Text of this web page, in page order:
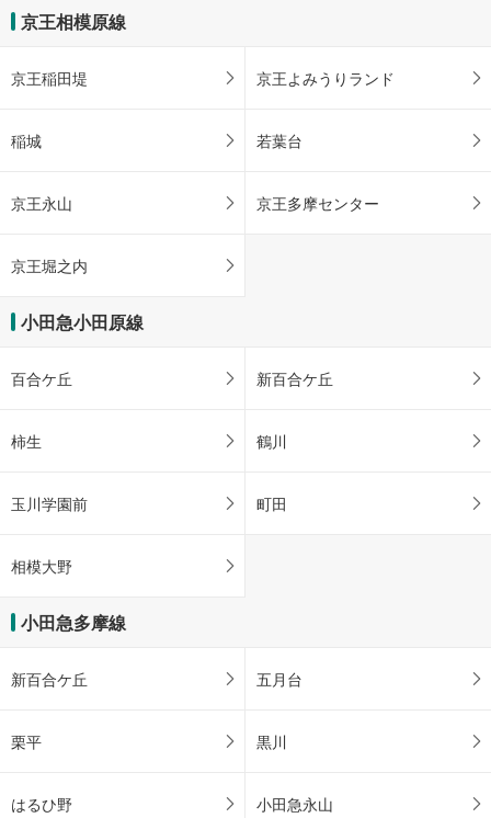
京王相模原線
京王稲田堤 京王よみうりランド
稲城 若葉台
京王永山 京王多摩センター
京王堀之内
小田急小田原線
百合ケ丘 新百合ケ丘
柿生 鶴川
玉川学園前 町田
相模大野
小田急多摩線
新百合ケ丘 五月台
栗平 黒川
はるひ野 小田急永山